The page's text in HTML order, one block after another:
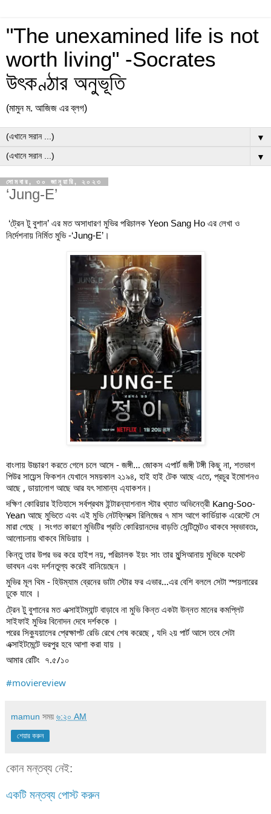
"The unexamined life is not
worth living" -Socrates
উৎকণ্ঠার অনুভূতি
(মামুন ম. আজিজ এর ব্লগ)
▼
▼
সোমবার, ৩০ জানুয়ারি, ২০২৩
‘Jung-E’
‘ট্রেন টু বুশান’ এর মত অসাধারণ মুভির পরিচালক Yeon Sang Ho এর লেখা ও
নির্দেশনায় নির্মিত মুভি -‘Jung-E’ ।
বাংলায় উচ্চারণ করতে গেলে চলে আসে - জঙ্গী… জোকস এপার্ট জঙ্গী টঙ্গী কিছু না, শতভাগ
পিউর সায়েন্স ফিকশন যেখানে সময়কাল ২১৯৪, হাই হাই টেক আছে এতে, প্রচুর ইমোশনও
আছে , ডায়ালোগ আছে আর যৎ সামান্য এ্যাকশন।
দক্ষিণ কোরিয়ার ইতিহাসে সর্বপ্রথম ইন্টারন্যাশনাল স্টার খ্যাত অভিনেত্রী Kang-Soo-
Yean আছে মুভিতে এবং এই মুভি নেটফ্লিক্সে রিলিজের ৭ মাস আগে কার্ডিয়াক এরেস্টে সে
মারা গেছে । সংগত কারণে মুভিটির প্রতি কোরিয়ানদের বাড়তি সেন্টিমেন্টও থাকবে স্বভাবতঃ,
আলোচনায় থাকবে মিডিয়ায় ।
কিন্তু তার উপর ভর করে হাইপ নয়, পরিচালক ইয়ং সাং তার মুন্সিআনায় মুভিকে যথেস্ট
ভাবঘন এবং দর্শনতুল্য করেই বানিয়েছেন ।
মুভির মূল থিম - হিউম্যাম ব্রেনের ডাটা স্টোর ফর এভার…এর বেশি বললে সেটা স্পয়লারের
ঢুকে যাবে ।
ট্রেন টু বুশানের মত এক্সাইটম্যান্ট বাড়াবে না মুভি কিন্ত একটা উন্নত মানের কমপ্লিট
সাইফাই মুভির বিনোদন দেবে দর্শককে ।
পরের সিক্যুয়ালের প্রেক্ষাপট রেডি রেখে শেষ করেছে , যদি ২য় পার্ট আসে তবে সেটা
এক্সাইটমেন্টে ভরপুর হবে আশা করা যায় ।
আমার রেটিং  ৭.৫/১০
#moviereview
mamun সময় ৬:২০ AM
শেয়ার করুন
কোন মন্তব্য নেই:
একটি মন্তব্য পোস্ট করুন